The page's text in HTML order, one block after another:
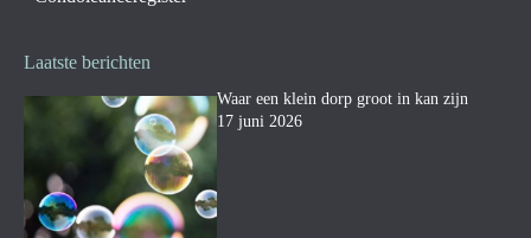
Laatste berichten
Waar een klein dorp groot in kan zijn
17 juni 2026